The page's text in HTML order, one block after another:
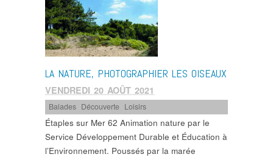
LA NATURE, PHOTOGRAPHIER LES OISEAUX
VENDREDI 20 AOÛT 2021
Balades Découverte Loisirs
Étaples sur Mer 62 Animation nature par le
Service Développement Durable et Éducation à
l’Environnement. Poussés par la marée